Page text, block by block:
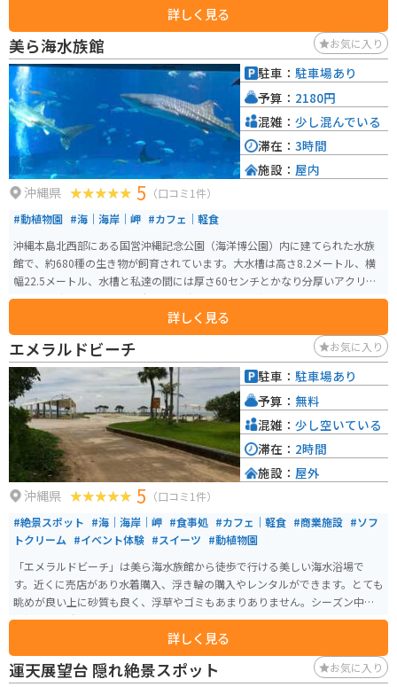
品、そばとジューシーのセットもオススメです。
詳しく見る
美ら海水族館 お気に入り
沖縄県 5 （口コミ1件）
#動植物園 #海｜海岸｜岬 #カフェ｜軽食
沖縄本島北西部にある国営沖縄記念公園（海洋博公園）内に建てられた水族
館で、約680種の生き物が飼育されています。大水槽は高さ8.2メートル、横
幅22.5メートル、水槽と私達の間には厚さ60センチとかなり分厚いアクリル
ガラスで出来ています。 沖縄周辺の海、水面から水深700mまでを再現し、
光、水質、透明度などをできるだけ自然の状態に保つことで、沖縄の海の素
晴らしさと重要性を体験、体感することができます。「サンゴの海」水槽で
飼育展示されている470群体のサンゴ、世界最大の魚ジンベエザメと世界初の
繁殖に成功したナンヨウマンタが観察できる巨大水槽「黒潮の海」、そして
謎に包まれた沖縄の深海を再現した「深層の海」水槽などがあります。 単な
る水槽展示に留まらず、さまざまな角度から見られる工夫が施され、解説員
によるプログラムや定期的な企画展示を通じて、何度訪れても新たな発見が
でき、海に対する興味が尽きないような水族館作りがなされています。
詳しく見る
駐車： 駐車場あり
予算： 2180円
混雑： 少し混んでいる
滞在： 3時間
施設： 屋内
エメラルドビーチ お気に入り
沖縄県 5 （口コミ1件）
#絶景スポット #海｜海岸｜岬 #食事処 #カフェ｜軽食 #商業施設 #ソフ
トクリーム #イベント体験 #スイーツ #動植物園
「エメラルドビーチ」は美ら海水族館から徒歩で行ける美しい海水浴場で
す。近くに売店があり水着購入、浮き輪の購入やレンタルができます。とても
眺めが良い上に砂質も良く、浮草やゴミもあまりありません。シーズン中は
監視員も常駐しています。ブルーシールアイスクリームを食べることもでき
ます。午前中にビーチで遊び、午後から水族館周辺の無料ブースを散策、夕
方からは割引された水族館に行くと、まる1日で沖縄旅行が満喫出来る素晴ら
しいエリアになります。
詳しく見る
駐車： 駐車場あり
予算： 無料
混雑： 少し空いている
滞在： 2時間
施設： 屋外
運天展望台 隠れ絶景スポット お気に入り